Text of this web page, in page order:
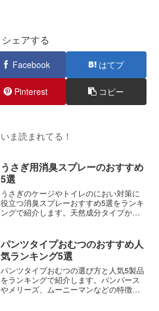
シェアする
Facebook はてブ
Pinterest コピー
いま読まれてる！
うさぎ用消臭スプレーのおすすめ
5選
うさぎのケージやトイレのにおい対策に
役立つ消臭スプレーおすすめ5選をランキ
ングで紹介します。天然成分タイプから
パンツタイプおむつのおすすめ人
気ランキング5選
パンツタイプおむつの選び方と人気5製品
をランキングで紹介します。パンパース
やメリーズ、ムーニーマンなどの特徴を